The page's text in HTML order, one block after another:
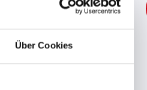
Über Cookies
Minusgrade,
Ihrer Batterie
und Herbst
kombinieren.